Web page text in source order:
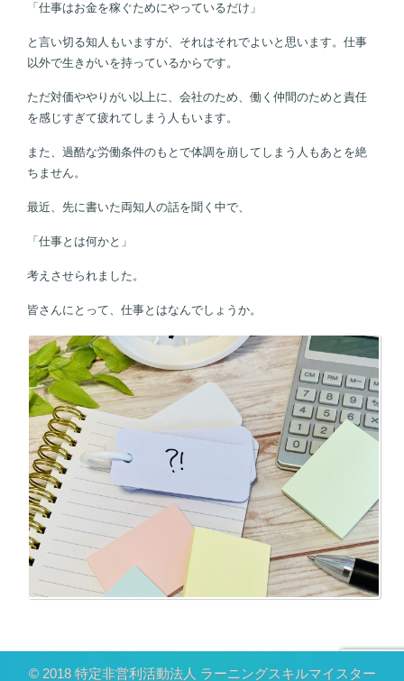
「仕事はお金を稼ぐためにやっているだけ」
と言い切る知人もいますが、それはそれでよいと思います。仕事
以外で生きがいを持っているからです。
ただ対価ややりがい以上に、会社のため、働く仲間のためと責任
を感じすぎて疲れてしまう人もいます。
また、過酷な労働条件のもとで体調を崩してしまう人もあとを絶
ちません。
最近、先に書いた両知人の話を聞く中で、
「仕事とは何かと」
考えさせられました。
皆さんにとって、仕事とはなんでしょうか。
© 2018 特定非営利活動法人 ラーニングスキルマイスター